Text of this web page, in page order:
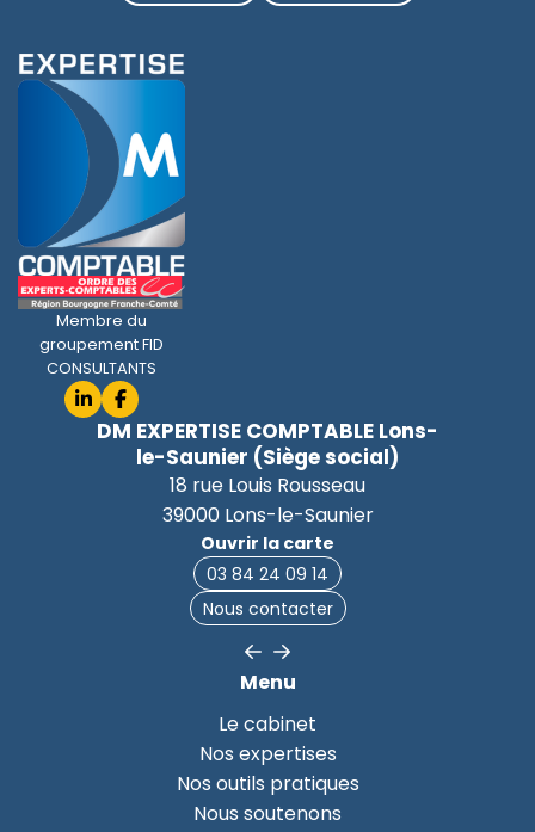
Membre du
groupement FID
CONSULTANTS
DM EXPERTISE COMPTABLE Lons-
le-Saunier (Siège social)
18 rue Louis Rousseau
39000 Lons-le-Saunier
Ouvrir la carte
03 84 24 09 14
Nous contacter
Menu
Le cabinet
Nos expertises
Nos outils pratiques
Nous soutenons